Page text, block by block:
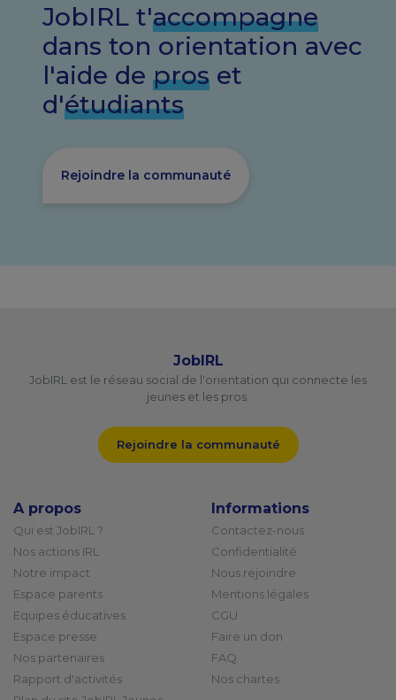
JobIRL t'accompagne
dans ton orientation avec
l'aide de pros et
d'étudiants
Rejoindre la communauté
JobIRL
JobIRL est le réseau social de l'orientation qui connecte les
jeunes et les pros.
Rejoindre la communauté
A propos
Qui est JobIRL ?
Nos actions IRL
Notre impact
Espace parents
Equipes éducatives
Espace presse
Nos partenaires
Rapport d'activités
Informations
Contactez-nous
Confidentialité
Nous rejoindre
Mentions légales
CGU
Faire un don
FAQ
Nos chartes